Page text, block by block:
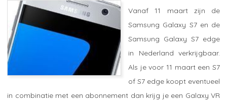
Vanaf 11 maart zijn de
Samsung Galaxy S7 en de
Samsung Galaxy S7 edge
in Nederland verkrijgbaar.
Als je voor 11 maart een S7
of S7 edge koopt eventueel
in combinatie met een abonnement dan krijg je een Galaxy VR